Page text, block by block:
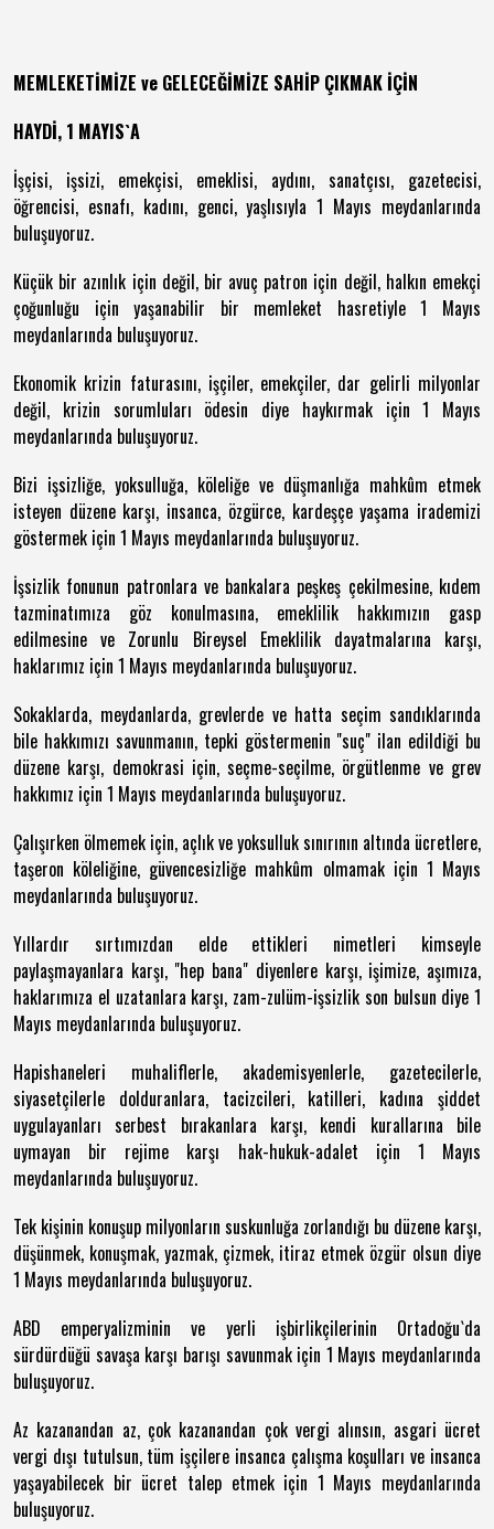
MEMLEKETİMİZE ve GELECEĞİMİZE SAHİP ÇIKMAK İÇİN
HAYDİ, 1 MAYIS`A
İşçisi, işsizi, emekçisi, emeklisi, aydını, sanatçısı, gazetecisi,
öğrencisi, esnafı, kadını, genci, yaşlısıyla 1 Mayıs meydanlarında
buluşuyoruz.
Küçük bir azınlık için değil, bir avuç patron için değil, halkın emekçi
çoğunluğu için yaşanabilir bir memleket hasretiyle 1 Mayıs
meydanlarında buluşuyoruz.
Ekonomik krizin faturasını, işçiler, emekçiler, dar gelirli milyonlar
değil, krizin sorumluları ödesin diye haykırmak için 1 Mayıs
meydanlarında buluşuyoruz.
Bizi işsizliğe, yoksulluğa, köleliğe ve düşmanlığa mahkûm etmek
isteyen düzene karşı, insanca, özgürce, kardeşçe yaşama irademizi
göstermek için 1 Mayıs meydanlarında buluşuyoruz.
İşsizlik fonunun patronlara ve bankalara peşkeş çekilmesine, kıdem
tazminatımıza göz konulmasına, emeklilik hakkımızın gasp
edilmesine ve Zorunlu Bireysel Emeklilik dayatmalarına karşı,
haklarımız için 1 Mayıs meydanlarında buluşuyoruz.
Sokaklarda, meydanlarda, grevlerde ve hatta seçim sandıklarında
bile hakkımızı savunmanın, tepki göstermenin "suç" ilan edildiği bu
düzene karşı, demokrasi için, seçme-seçilme, örgütlenme ve grev
hakkımız için 1 Mayıs meydanlarında buluşuyoruz.
Çalışırken ölmemek için, açlık ve yoksulluk sınırının altında ücretlere,
taşeron köleliğine, güvencesizliğe mahkûm olmamak için 1 Mayıs
meydanlarında buluşuyoruz.
Yıllardır sırtımızdan elde ettikleri nimetleri kimseyle
paylaşmayanlara karşı, "hep bana" diyenlere karşı, işimize, aşımıza,
haklarımıza el uzatanlara karşı, zam-zulüm-işsizlik son bulsun diye 1
Mayıs meydanlarında buluşuyoruz.
Hapishaneleri muhaliflerle, akademisyenlerle, gazetecilerle,
siyasetçilerle dolduranlara, tacizcileri, katilleri, kadına şiddet
uygulayanları serbest bırakanlara karşı, kendi kurallarına bile
uymayan bir rejime karşı hak-hukuk-adalet için 1 Mayıs
meydanlarında buluşuyoruz.
Tek kişinin konuşup milyonların suskunluğa zorlandığı bu düzene karşı,
düşünmek, konuşmak, yazmak, çizmek, itiraz etmek özgür olsun diye
1 Mayıs meydanlarında buluşuyoruz.
ABD emperyalizminin ve yerli işbirlikçilerinin Ortadoğu`da
sürdürdüğü savaşa karşı barışı savunmak için 1 Mayıs meydanlarında
buluşuyoruz.
Az kazanandan az, çok kazanandan çok vergi alınsın, asgari ücret
vergi dışı tutulsun, tüm işçilere insanca çalışma koşulları ve insanca
yaşayabilecek bir ücret talep etmek için 1 Mayıs meydanlarında
buluşuyoruz.